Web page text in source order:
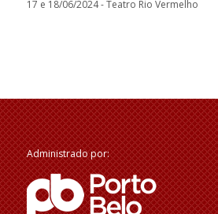
17 e 18/06/2024 - Teatro Rio Vermelho
Administrado por: